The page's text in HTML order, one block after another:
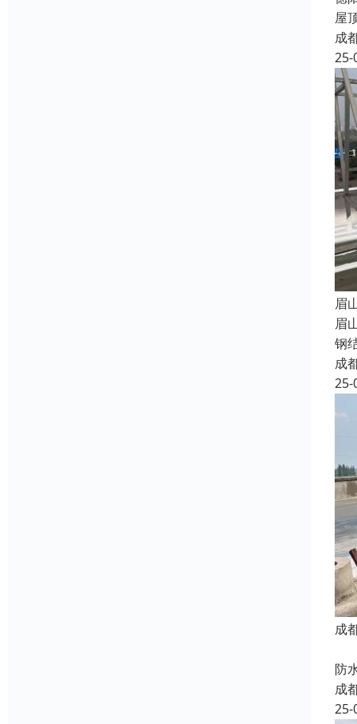
屋
成
25-
眉
眉
钢
成
25-
成
防
成
25-